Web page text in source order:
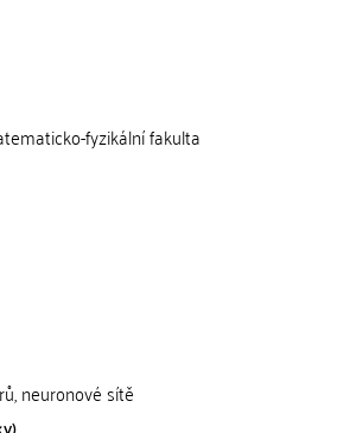
fyzikální fakulta
neuronové sítě